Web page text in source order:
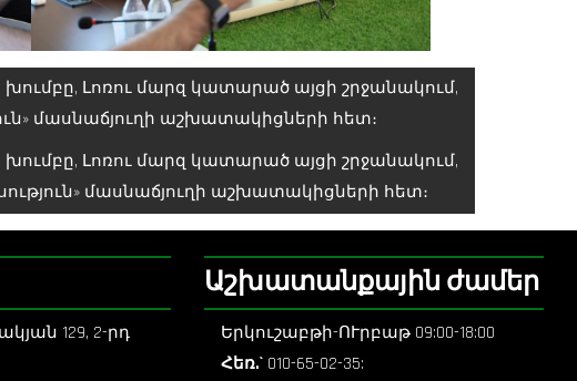
Լոռու մարզ կատարած այցի շրջանակում,
մասնաճյուղի աշխատակիցների հետ։
Լոռու մարզ կատարած այցի շրջանակում,
մասնաճյուղի աշխատակիցների հետ։
129, 2-րդ
Աշխատանքային ժամեր
Երկուշաբթի-ՈՒրբաթ 09:00-18:00
Հեռ.` 010-65-02-35: